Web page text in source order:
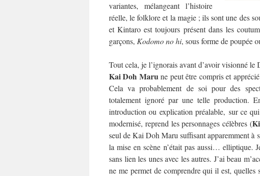
variantes, mélangeant l’histoire
réelle, le folklore et la magie ; ils sont une des
et Kintaro est toujours présent dans les
garçons, Kodomo no hi, sous forme de poupée
Tout cela, je l’ignorais avant d’avoir visionné le
Kai Doh Marune peut être compris et
Cela va probablement de soi pour des
totalement ignoré par une telle production.
introduction ou explication préalable, sur ce
modernisé, reprend les personnages célèbres (
seul de Kai Doh Maru suffisant apparemment à
la mise en scène n’était pas aussi… elliptique.
sans lien les unes avec les autres. J’ai beau
ne me permet de comprendre qui il est,